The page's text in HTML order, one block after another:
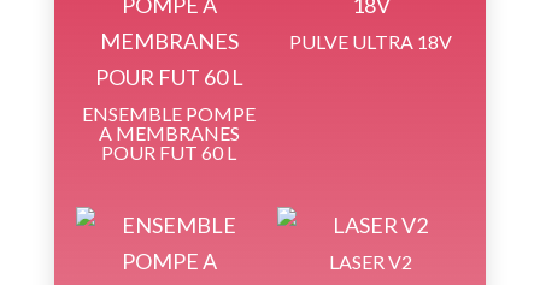
ENSEMBLE POMPE
A MEMBRANES
POUR FUT 60 L
PULVE ULTRA 18V
LASER V2